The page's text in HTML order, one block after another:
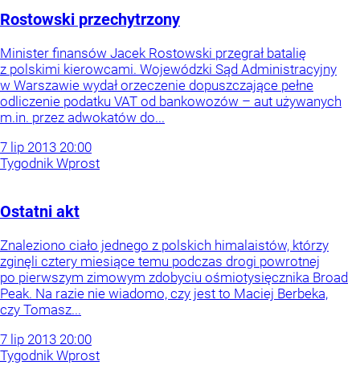
Rostowski przechytrzony
Minister finansów Jacek Rostowski przegrał batalię
z polskimi kierowcami. Wojewódzki Sąd Administracyjny
w Warszawie wydał orzeczenie dopuszczające pełne
odliczenie podatku VAT od bankowozów – aut używanych
m.in. przez adwokatów do...
7 lip 2013 20:00
Tygodnik Wprost
Ostatni akt
Znaleziono ciało jednego z polskich himalaistów, którzy
zginęli cztery miesiące temu podczas drogi powrotnej
po pierwszym zimowym zdobyciu ośmiotysięcznika Broad
Peak. Na razie nie wiadomo, czy jest to Maciej Berbeka,
czy Tomasz...
7 lip 2013 20:00
Tygodnik Wprost